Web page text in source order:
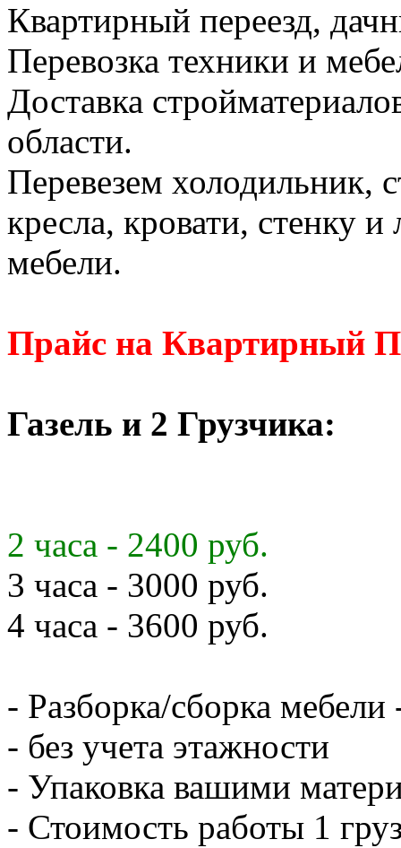
Квартирный переезд,
Перевозка техники и
Доставка
области.
Перевезем холодильник,
кресла, кровати, стенку
мебели.
Прайс на Квартирный
Газель и 2 Грузчика:
2 часа - 2400 руб.
3 часа - 3000 руб.
4 часа - 3600 руб.
- Разборка/сборка мебели
- без учета этажности
- Упаковка вашими
- Стоимость работы 1